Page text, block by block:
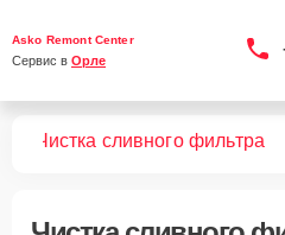
Asko Remont Center
Сервис в Орле
Чистка сливного фильтра